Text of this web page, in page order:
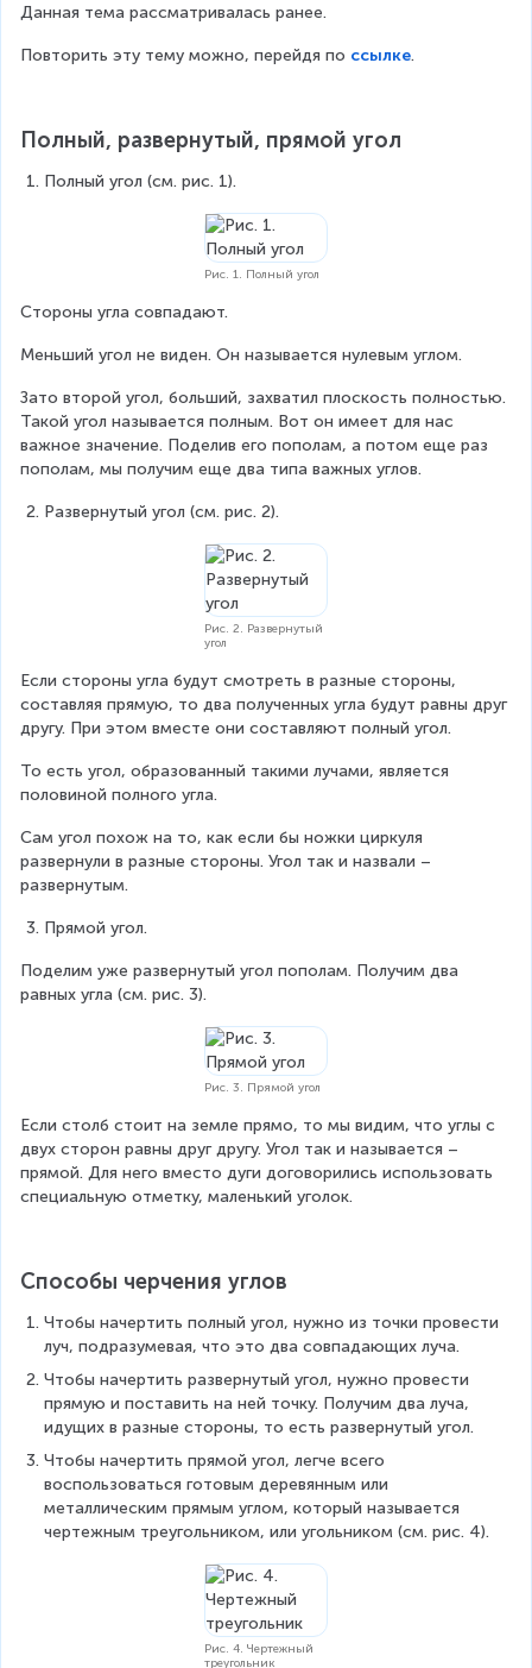
Данная тема рассматривалась ранее.
Повторить эту тему можно, перейдя по ссылке.
Полный, развернутый, прямой угол
Полный угол (см. рис. 1).
Рис. 1. Полный угол
Стороны угла совпадают.
Меньший угол не виден. Он называется нулевым углом.
Зато второй угол, больший, захватил плоскость полностью.
Такой угол называется полным. Вот он имеет для нас
важное значение. Поделив его пополам, а потом еще раз
пополам, мы получим еще два типа важных углов.
Развернутый угол (см. рис. 2).
Рис. 2. Развернутый
угол
Если стороны угла будут смотреть в разные стороны,
составляя прямую, то два полученных угла будут равны друг
другу. При этом вместе они составляют полный угол.
То есть угол, образованный такими лучами, является
половиной полного угла.
Сам угол похож на то, как если бы ножки циркуля
развернули в разные стороны. Угол так и назвали –
развернутым.
Прямой угол.
Поделим уже развернутый угол пополам. Получим два
равных угла (см. рис. 3).
Рис. 3. Прямой угол
Если столб стоит на земле прямо, то мы видим, что углы с
двух сторон равны друг другу. Угол так и называется –
прямой. Для него вместо дуги договорились использовать
специальную отметку, маленький уголок.
Способы черчения углов
Чтобы начертить полный угол, нужно из точки провести
луч, подразумевая, что это два совпадающих луча.
Чтобы начертить развернутый угол, нужно провести
прямую и поставить на ней точку. Получим два луча,
идущих в разные стороны, то есть развернутый угол.
Чтобы начертить прямой угол, легче всего
воспользоваться готовым деревянным или
металлическим прямым углом, который называется
чертежным треугольником, или угольником (см. рис. 4).
Рис. 4. Чертежный
треугольник